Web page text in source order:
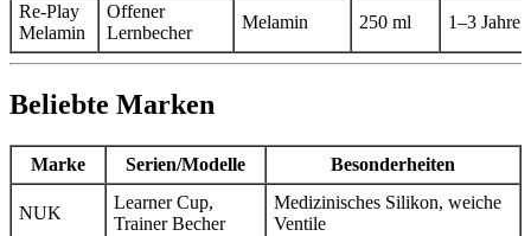
Re‑Play
Melamin
Offener
Lernbecher
Melamin 250 ml 1–3 Jahre
Beliebte Marken
Marke Serien/Modelle Besonderheiten
NUK
Learner Cup,
Trainer Becher
Medizinisches Silikon, weiche
Ventile